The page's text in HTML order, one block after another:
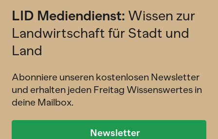
LID Mediendienst: Wissen zur
Landwirtschaft für Stadt und
Land
Abonniere unseren kostenlosen Newsletter
und erhalten jeden Freitag Wissenswertes in
deine Mailbox.
Newsletter